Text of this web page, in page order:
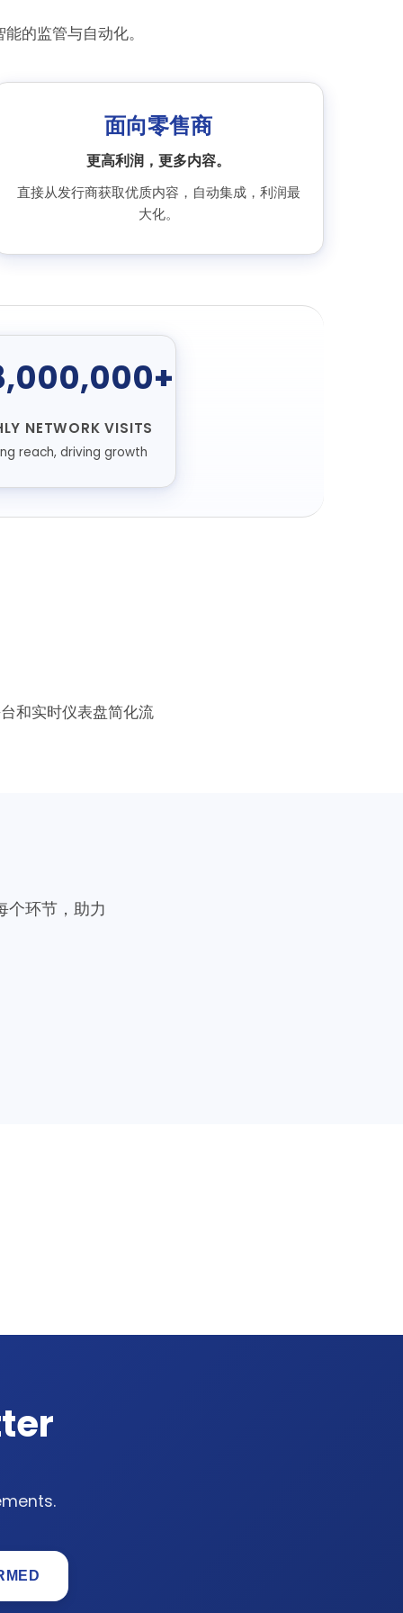
的监管与自动化。
面向零售商
更高利润，更多内容。
直接从发行商获取优质内容，自动集成，利润最
大化。
NETWORK VISITS
reach, driving growth
和实时仪表盘简化流
个环节，助力